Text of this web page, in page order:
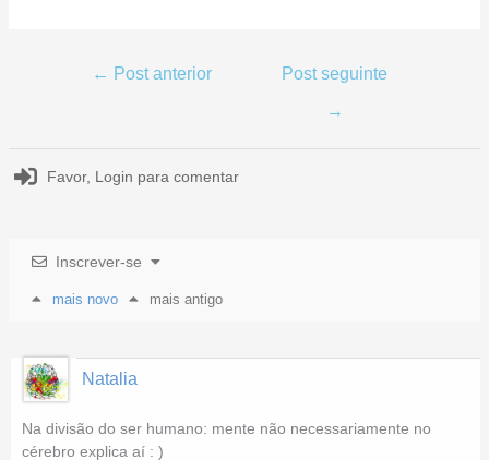
← Post anterior
Post seguinte
→
Favor, Login para comentar
Inscrever-se
mais novo mais antigo
Natalia
Na divisão do ser humano: mente não necessariamente no
cérebro explica aí : )